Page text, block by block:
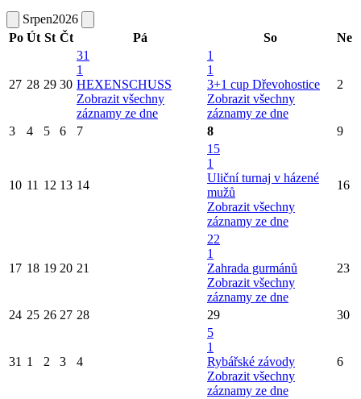
Srpen2026
Po Út St Čt Pá So Ne
27 28 29 30
31
1
HEXENSCHUSS
Zobrazit všechny
záznamy ze dne
1
1
3+1 cup Dřevohostice
Zobrazit všechny
záznamy ze dne
2
3 4 5 6 7 8 9
10 11 12 13 14
15
1
Uliční turnaj v házené
mužů
Zobrazit všechny
záznamy ze dne
16
17 18 19 20 21
22
1
Zahrada gurmánů
Zobrazit všechny
záznamy ze dne
23
24 25 26 27 28 29 30
31 1 2 3 4
5
1
Rybářské závody
Zobrazit všechny
záznamy ze dne
6